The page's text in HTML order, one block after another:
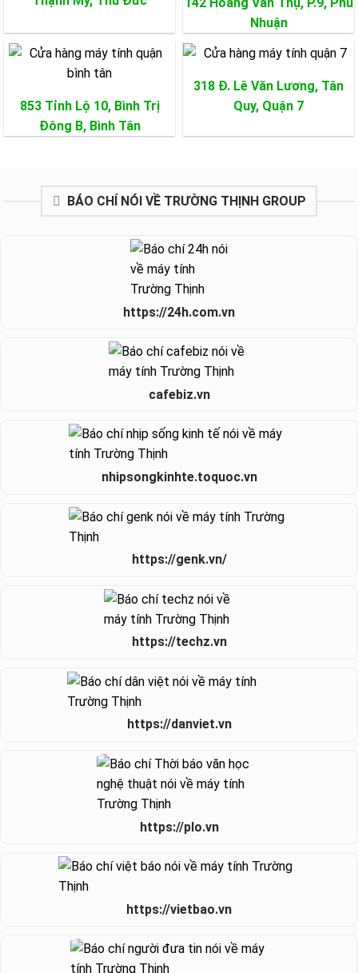
Nhuận
853 Tỉnh Lộ 10, Bình Trị
Đông B, Bình Tân
318 Đ. Lê Văn Lương, Tân
Quy, Quận 7
BÁO CHÍ NÓI VỀ TRƯỜNG THỊNH GROUP
https://24h.com.vn
cafebiz.vn
nhipsongkinhte.toquoc.vn
https://genk.vn/
https://techz.vn
https://danviet.vn
https://plo.vn
https://vietbao.vn